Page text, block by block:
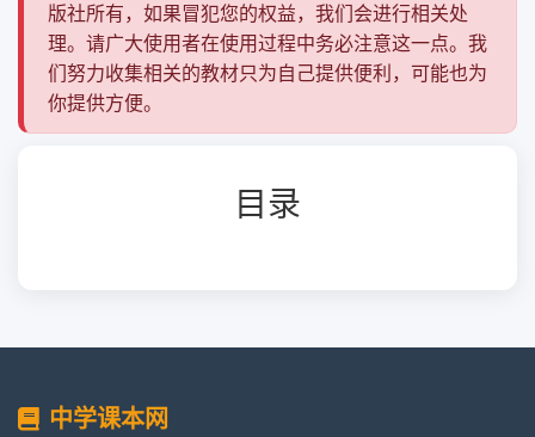
版社所有，如果冒犯您的权益，我们会进行相关处
理。请广大使用者在使用过程中务必注意这一点。我
们努力收集相关的教材只为自己提供便利，可能也为
你提供方便。
目录
中学课本网